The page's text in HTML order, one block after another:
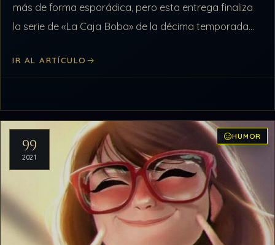
más de forma esporádica, pero esta entrega finaliza
la serie de «La Caja Boba» de la décima temporada
IR AL ARTÍCULO
99
2021
HUMOR